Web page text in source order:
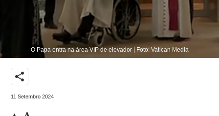
O Papa entra na área VIP de elevador | Foto: Vatican Media
share
11 Setembro 2024